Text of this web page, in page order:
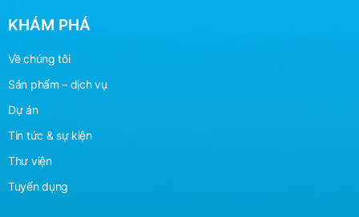
KHÁM PHÁ
Về chúng tôi
Sản phẩm – dịch vụ
Dự án
Tin tức & sự kiện
Thư viện
Tuyển dụng